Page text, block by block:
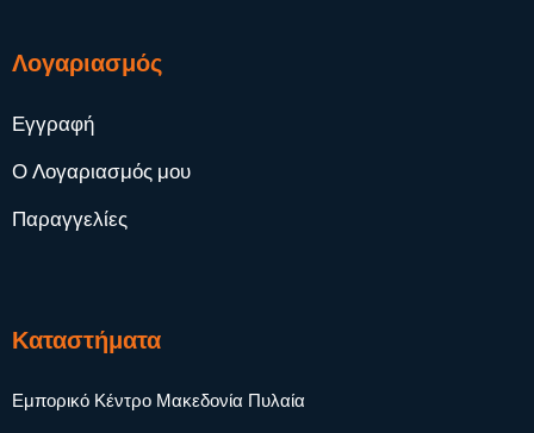
Λογαριασμός
Εγγραφή
Ο Λογαριασμός μου
Παραγγελίες
Καταστήματα
Εμπορικό Κέντρο Μακεδονία Πυλαία